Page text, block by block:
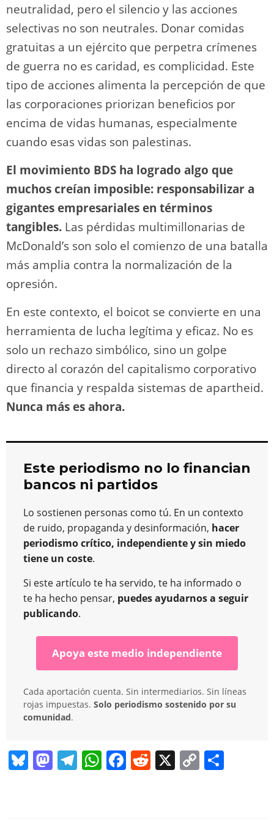
neutralidad, pero el silencio y las acciones
selectivas no son neutrales. Donar comidas
gratuitas a un ejército que perpetra crímenes
de guerra no es caridad, es complicidad. Este
tipo de acciones alimenta la percepción de que
las corporaciones priorizan beneficios por
encima de vidas humanas, especialmente
cuando esas vidas son palestinas.
El movimiento BDS ha logrado algo que
muchos creían imposible: responsabilizar a
gigantes empresariales en términos
tangibles. Las pérdidas multimillonarias de
McDonald’s son solo el comienzo de una batalla
más amplia contra la normalización de la
opresión.
En este contexto, el boicot se convierte en una
herramienta de lucha legítima y eficaz. No es
solo un rechazo simbólico, sino un golpe
directo al corazón del capitalismo corporativo
que financia y respalda sistemas de apartheid.
Nunca más es ahora.
Este periodismo no lo financian
bancos ni partidos
Lo sostienen personas como tú. En un contexto
de ruido, propaganda y desinformación, hacer
periodismo crítico, independiente y sin miedo
tiene un coste.
Si este artículo te ha servido, te ha informado o
te ha hecho pensar, puedes ayudarnos a seguir
publicando.
Apoya este medio independiente
Cada aportación cuenta. Sin intermediarios. Sin líneas
rojas impuestas. Solo periodismo sostenido por su
comunidad.
Bl M T W F R X C